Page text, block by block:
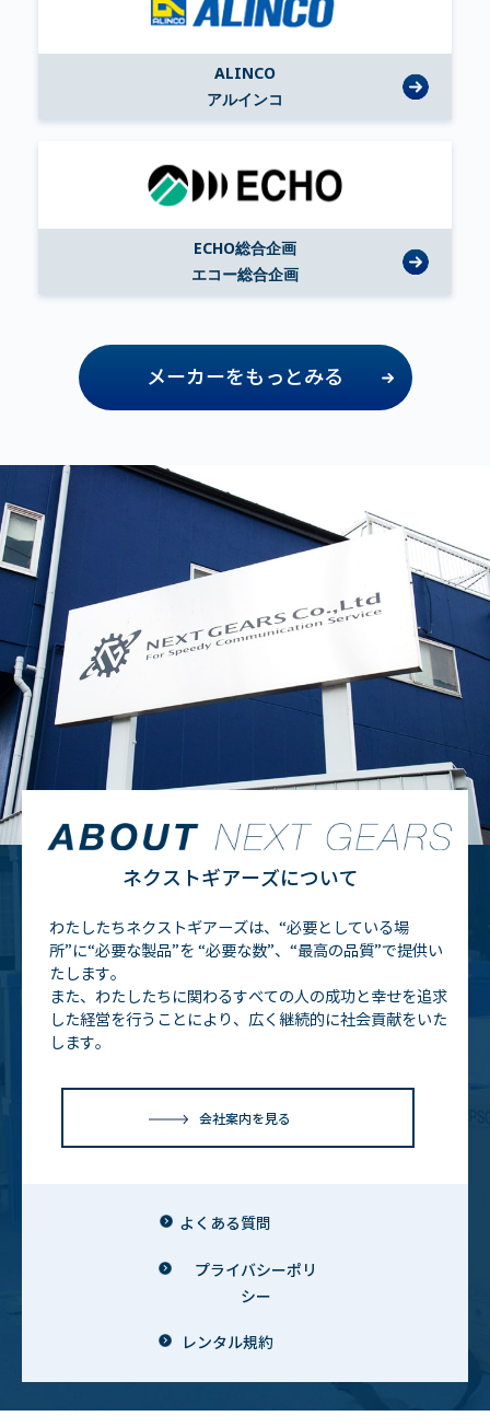
ALINCO
アルインコ
ECHO総合企画
エコー総合企画
メーカーをもっとみる
ネクストギアーズについて
わたしたちネクストギアーズは、“必要としている場
所”に“必要な製品”を “必要な数”、“最高の品質”で提供い
たします。
また、わたしたちに関わるすべての人の成功と幸せを追求
した経営を行うことにより、広く継続的に社会貢献をいた
します。
会社案内を見る
よくある質問
プライバシーポリ
シー
レンタル規約